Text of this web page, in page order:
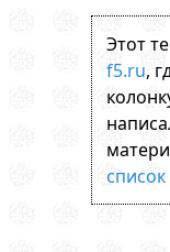
Этот
f5.ru,
список